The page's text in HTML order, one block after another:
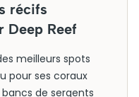
récifs
Deep Reef
meilleurs spots
pour ses coraux
de sergents